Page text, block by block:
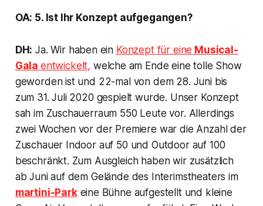
OA: 5. Ist Ihr Konzept aufgegangen?
DH: Ja. Wir haben ein Konzept für eine Musical-
Gala entwickelt, welche am Ende eine tolle Show
geworden ist und 22-mal von dem 28. Juni bis
zum 31. Juli 2020 gespielt wurde. Unser Konzept
sah im Zuschauerraum 550 Leute vor. Allerdings
zwei Wochen vor der Premiere war die Anzahl der
Zuschauer Indoor auf 50 und Outdoor auf 100
beschränkt. Zum Ausgleich haben wir zusätzlich
ab Juni auf dem Gelände des Interimstheaters im
martini-Parkeine Bühne aufgestellt und kleine